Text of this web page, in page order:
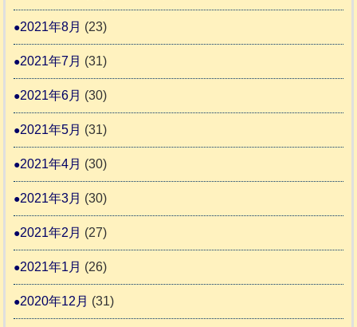
2021年8月 (23)
2021年7月 (31)
2021年6月 (30)
2021年5月 (31)
2021年4月 (30)
2021年3月 (30)
2021年2月 (27)
2021年1月 (26)
2020年12月 (31)